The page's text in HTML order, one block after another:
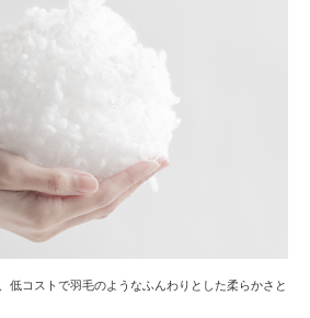
低コストで羽毛のようなふんわりとした柔らかさと